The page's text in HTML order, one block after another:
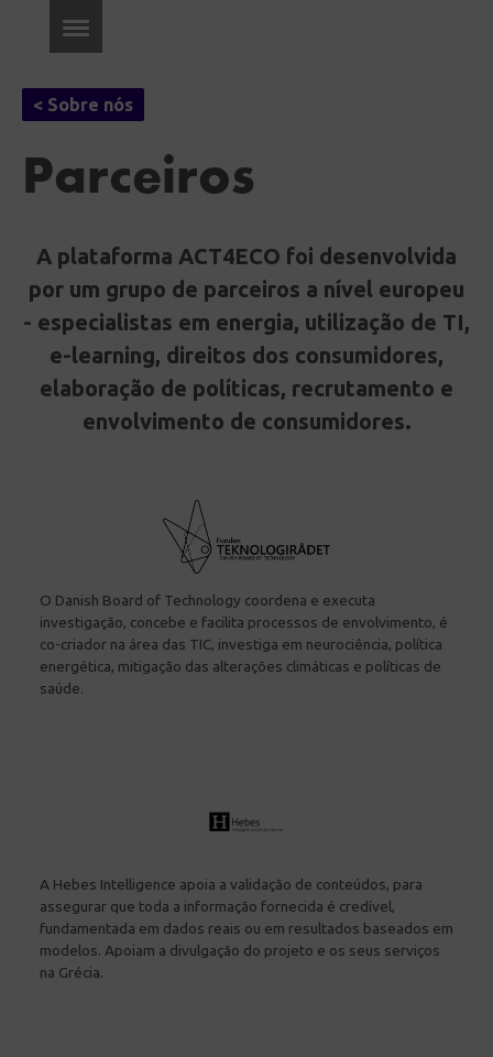
< Sobre nós
Parceiros
A plataforma ACT4ECO foi desenvolvida
por um grupo de parceiros a nível europeu
- especialistas em energia, utilização de TI,
e-learning, direitos dos consumidores,
elaboração de políticas, recrutamento e
envolvimento de consumidores.
O Danish Board of Technology coordena e executa
investigação, concebe e facilita processos de envolvimento, é
co-criador na área das TIC, investiga em neurociência, política
energética, mitigação das alterações climáticas e políticas de
saúde.
A Hebes Intelligence apoia a validação de conteúdos, para
assegurar que toda a informação fornecida é credível,
fundamentada em dados reais ou em resultados baseados em
modelos. Apoiam a divulgação do projeto e os seus serviços
na Grécia.